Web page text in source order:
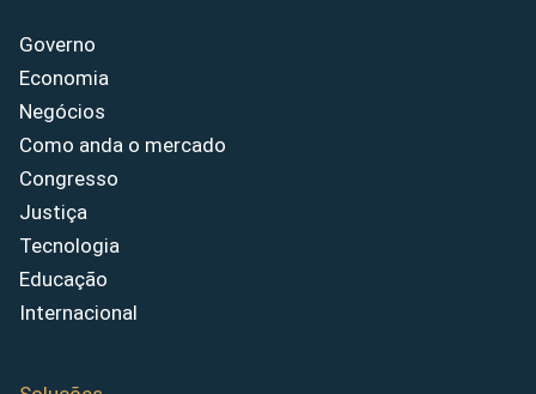
Governo
Economia
Negócios
Como anda o mercado
Congresso
Justiça
Tecnologia
Educação
Internacional